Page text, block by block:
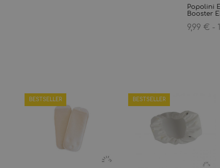
Popolini
Booster
9,99 € -
BESTSELLER BESTSELLER